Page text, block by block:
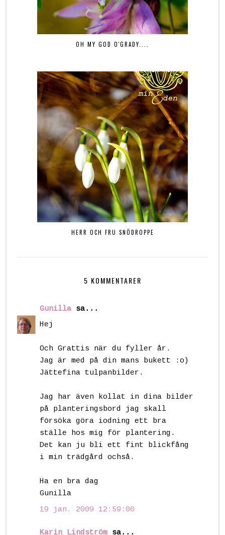
OH MY GOD O'GRADY....
HERR OCH FRU SNÖDROPPE
5 KOMMENTARER
Gunilla sa...
Hej
Och Grattis när du fyller år.
Jag är med på din mans bukett :o)
Jättefina tulpanbilder.
Jag har även kollat in dina bilder
på planteringsbord jag skall
försöka göra iodning ett bra
ställe hos mig för plantering.
Det kan ju bli ett fint blickfång
i min trädgård ochså.
Ha en bra dag
Gunilla
19 jan. 2009 12:59:00
Karin Lindström sa...